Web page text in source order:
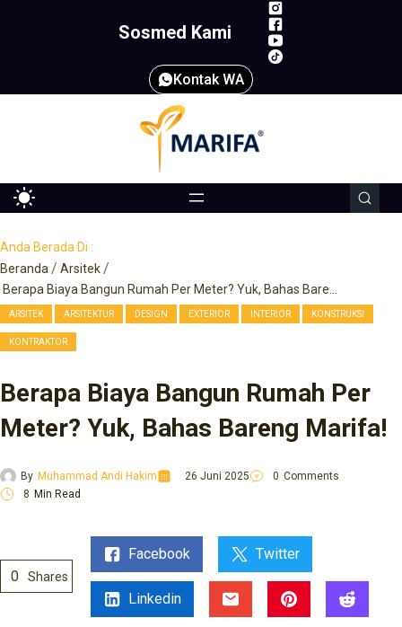
Sosmed Kami
Kontak WA
Anda Berada Di :
Beranda
Arsitek
ARSITEK ARSITEKTUR DESIGN EXTERIOR INTERIOR KONSTRUKSI
KONTRAKTOR
Berapa Biaya Bangun Rumah Per
Meter? Yuk, Bahas Bareng Marifa!
By Muhammad Andi Hakim 26 Juni 2025 0 Comments
8 Min Read
0 Shares
Facebook Twitter
Linkedin